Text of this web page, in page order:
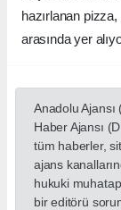
hazırlanan
arasında yer
Anadolu
Haber Ajansı
tüm haberler,
ajans
hukuki
bir editörü